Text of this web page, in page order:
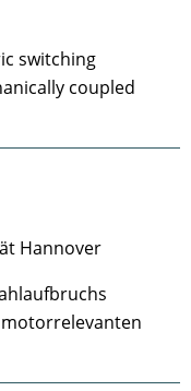
switching
coupled
Hannover